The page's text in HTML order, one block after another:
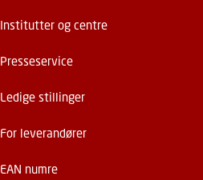
Institutter og centre
Presseservice
Ledige stillinger
For leverandører
EAN numre